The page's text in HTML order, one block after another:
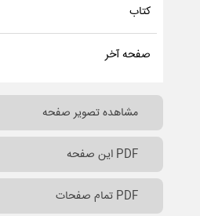
کتاب
صفحه آخر
مشاهده تصویر صفحه
PDF این صفحه
PDF تمام صفحات